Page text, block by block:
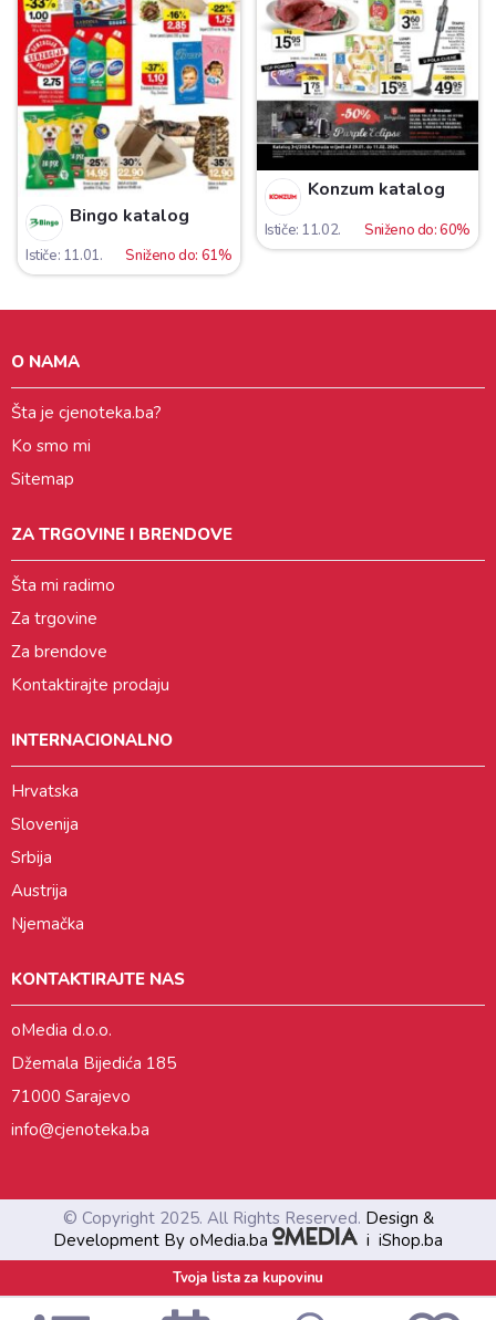
Bingo katalog
Ističe: 11.01. Sniženo do: 61%
Konzum katalog
Ističe: 11.02. Sniženo do: 60%
O NAMA
Šta je cjenoteka.ba?
Ko smo mi
Sitemap
ZA TRGOVINE I BRENDOVE
Šta mi radimo
Za trgovine
Za brendove
Kontaktirajte prodaju
INTERNACIONALNO
Hrvatska
Slovenija
Srbija
Austrija
Njemačka
KONTAKTIRAJTE NAS
oMedia d.o.o.
Džemala Bijedića 185
71000 Sarajevo
info@cjenoteka.ba
© Copyright 2025. All Rights Reserved. Design &
Development By oMedia.ba
i iShop.ba
Tvoja lista za kupovinu